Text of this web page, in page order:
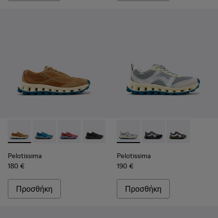
Pelotissima - K101109-007 - Καφέ αθλητικά παπούτσια από
Pelotissima - K101109-011
Pelotissima - K101109-010
Pelotissima - K101109-006
Pelotissima
180 €
Προσθήκη
Pelotissima - K101134-001 -
Pelotissima -Pelotissima -
Pelotissima
190 €
Προσθήκη